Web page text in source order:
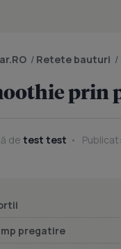
/ Retete bauturi /
prin
de test test
pregatire